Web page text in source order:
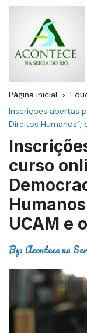
Página inicial
Inscrições abertas
Direitos Humanos”,
curso
UCAM e
By: Acontece na